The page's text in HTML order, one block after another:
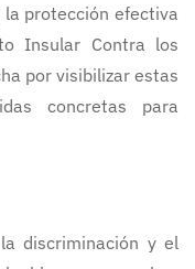
protección efectiva
Insular Contra los
por visibilizar estas
concretas para
discriminación y el